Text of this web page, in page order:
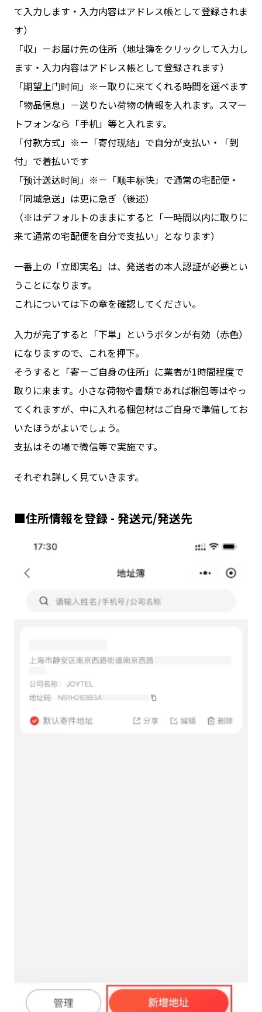
て入力します・入力内容はアドレス帳として登録されま
す）
「収」－お届け先の住所（地址簿をクリックして入力し
ます・入力内容はアドレス帳として登録されます）
「期望上门时间」※－取りに来てくれる時間を選べます
「物品信息」－送りたい荷物の情報を入れます。スマー
トフォンなら「手机」等と入れます。
「付款方式」※－「寄付现结」で自分が支払い・「到
付」で着払いです
「预计送达时间」※－「顺丰标快」で通常の宅配便・
「同城急送」は更に急ぎ（後述）
（※はデフォルトのままにすると「一時間以内に取りに
来て通常の宅配便を自分で支払い」となります）
一番上の「立即実名」は、発送者の本人認証が必要とい
うことになります。
これについては下の章を確認してください。
入力が完了すると「下単」というボタンが有効（赤色）
になりますので、これを押下。
そうすると「寄－ご自身の住所」に業者が1時間程度で
取りに来ます。小さな荷物や書類であれば梱包等はやっ
てくれますが、中に入れる梱包材はご自身で準備してお
いたほうがよいでしょう。
支払はその場で微信等で実施です。
それぞれ詳しく見ていきます。
■住所情報を登録 - 発送元/発送先